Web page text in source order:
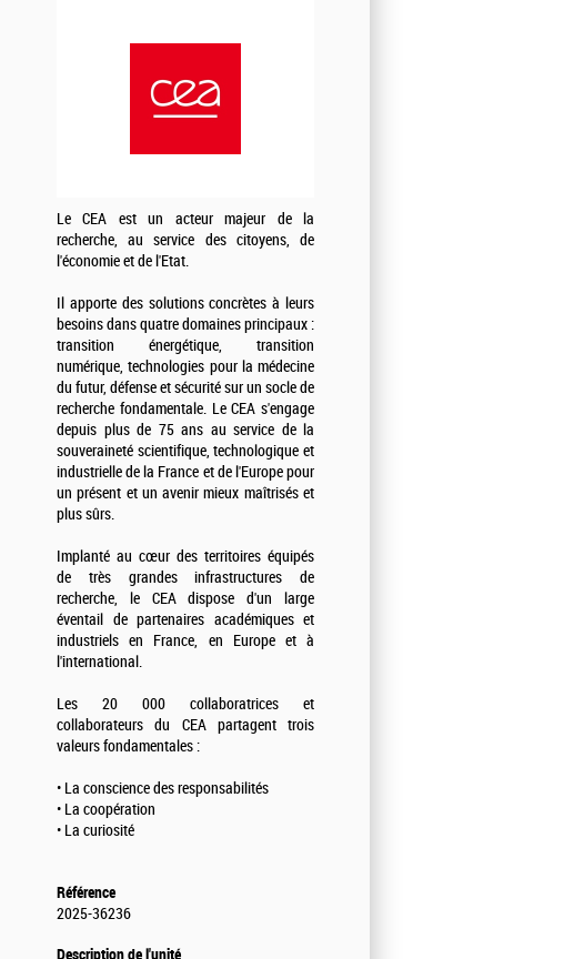
Le CEA est un acteur majeur de la
recherche, au service des citoyens, de
l'économie et de l'Etat.
Il apporte des solutions concrètes à leurs
besoins dans quatre domaines principaux :
transition énergétique, transition
numérique, technologies pour la médecine
du futur, défense et sécurité sur un socle de
recherche fondamentale. Le CEA s'engage
depuis plus de 75 ans au service de la
souveraineté scientifique, technologique et
industrielle de la France et de l'Europe pour
un présent et un avenir mieux maîtrisés et
plus sûrs.
Implanté au cœur des territoires équipés
de très grandes infrastructures de
recherche, le CEA dispose d'un large
éventail de partenaires académiques et
industriels en France, en Europe et à
l'international.
Les 20 000 collaboratrices et
collaborateurs du CEA partagent trois
valeurs fondamentales :
• La conscience des responsabilités
• La coopération
• La curiosité
Référence
2025-36236
Description de l'unité